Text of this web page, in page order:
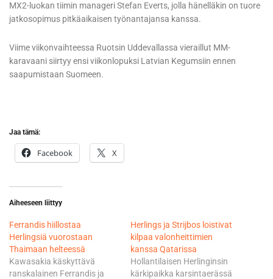
MX2-luokan tiimin manageri Stefan Everts, jolla hänelläkin on tuore
jatkosopimus pitkäaikaisen työnantajansa kanssa.
Viime viikonvaihteessa Ruotsin Uddevallassa vieraillut MM-
karavaani siirtyy ensi viikonlopuksi Latvian Kegumsiin ennen
saapumistaan Suomeen.
Jaa tämä:
Facebook X
Aiheeseen liittyy
Ferrandis hiillostaa
Herlingsiä vuorostaan
Thaimaan helteessä
Kawasakia käskyttävä
ranskalainen Ferrandis ja
Herlings ja Strijbos loistivat
kilpaa valonheittimien
kanssa Qatarissa
Hollantilaisen Herlinginsin
kärkipaikka karsintaerässä